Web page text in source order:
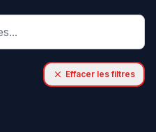
Effacer les filtres